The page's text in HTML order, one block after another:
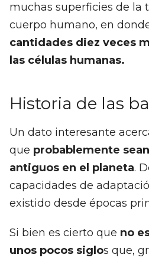
muchas superficies de la
cuerpo humano, en
cantidades diez veces
las células humanas.
Historia de las
Un dato interesante
que probablemente
antiguos en el planeta.
capacidades de
existido desde épocas
Si bien es cierto que no
unos pocos siglos que,